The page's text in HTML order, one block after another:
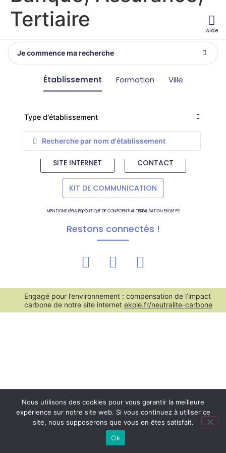
Je commence ma recherche
Établissement Formation Ville
Aide
Tertiaire
15 rue Leglas Maurice – 44000 Nantes, France
Tél. :02 51 81 64 00– Email :contact@ec44.fr
SITE INTERNET CONTACT
KIT DE COMMUNICATION
MENTIONS LÉGALESPOLITIQUE DE CONFIDENTIALITÉRÉALISATION EKOLE.FR
Restons connectés !
Nous utilisons des cookies pour vous garantir la meilleure
expérience sur notre site web. Si vous continuez à utiliser ce
site, nous supposerons que vous en êtes satisfait.
Ok
Engagé pour l’environnement : compensation de l’impact
carbone de notre site internet ekole.fr/neutralite-carbone